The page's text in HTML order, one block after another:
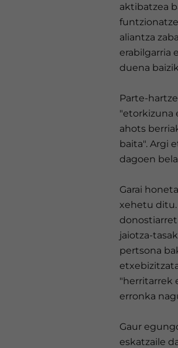
aktibatzea
aliantza
erabilgarria
duena
Parte-
"etorkizuna
ahots
baita". Argi
dagoen
Garai
xehetu ditu.
jaiotza-
pertsona
"herritarrek
erronka
Gaur
eskatzaile